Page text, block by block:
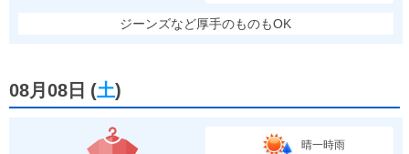
ジーンズなど厚手のものもOK
08月08日 (土)
晴一時雨